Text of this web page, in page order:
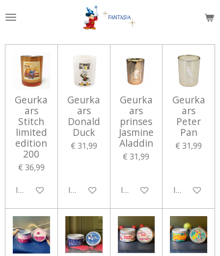
direct
de
hoofdinhoud
Geurka
ars
Stitch
limited
edition
200
€ 36,99
In winkelwagen
Geurka
ars
Donald
Duck
€ 31,99
In winkelwagen
Geurka
ars
prinses
Jasmine
Aladdin
€ 31,99
In winkelwagen
Geurka
ars
Peter
Pan
€ 31,99
In